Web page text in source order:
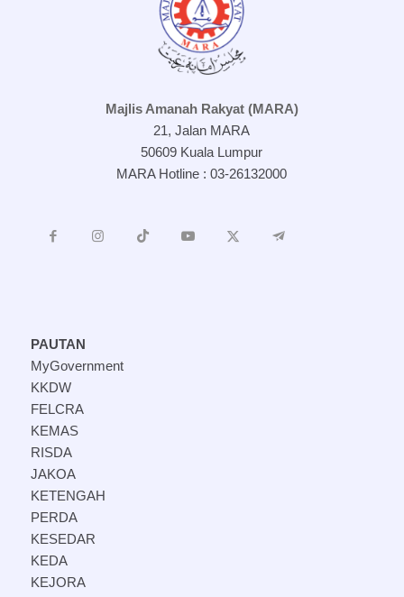
Majlis Amanah Rakyat (MARA)
21, Jalan MARA
50609 Kuala Lumpur
MARA Hotline : 03-26132000
PAUTAN
MyGovernment
KKDW
FELCRA
KEMAS
RISDA
JAKOA
KETENGAH
PERDA
KESEDAR
KEDA
KEJORA